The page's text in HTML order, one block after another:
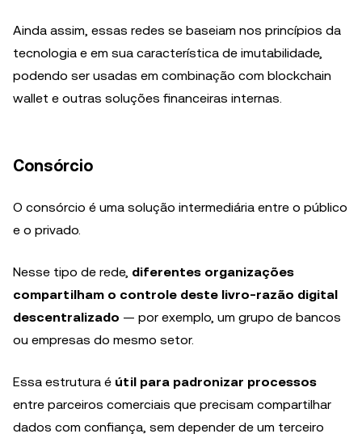
Ainda assim, essas redes se baseiam nos princípios da
tecnologia e em sua característica de imutabilidade,
podendo ser usadas em combinação com blockchain
wallet e outras soluções financeiras internas.
Consórcio
O consórcio é uma solução intermediária entre o público
e o privado.
Nesse tipo de rede, diferentes organizações
compartilham o controle deste livro-razão digital
descentralizado — por exemplo, um grupo de bancos
ou empresas do mesmo setor.
Essa estrutura é útil para padronizar processos
entre parceiros comerciais que precisam compartilhar
dados com confiança, sem depender de um terceiro